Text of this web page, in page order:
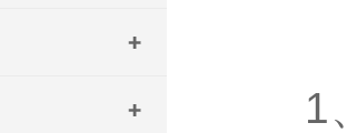
1、